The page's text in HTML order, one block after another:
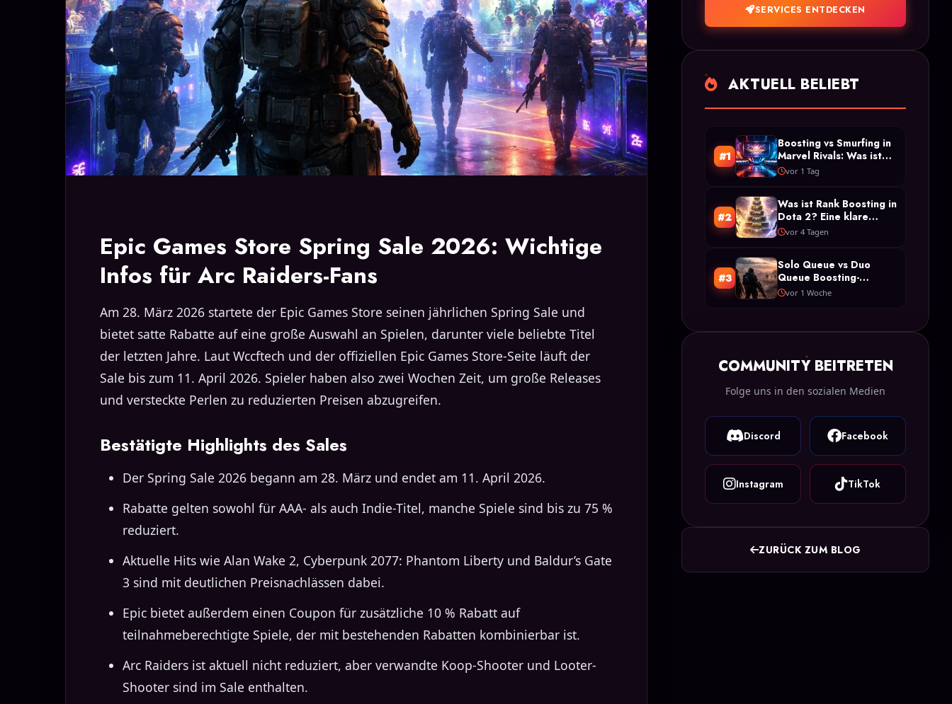
Epic Games Store Spring Sale 2026: Wichtige
Infos für Arc Raiders-Fans
Am 28. März 2026 startete der Epic Games Store seinen jährlichen Spring Sale und
bietet satte Rabatte auf eine große Auswahl an Spielen, darunter viele beliebte Titel
der letzten Jahre. Laut Wccftech und der offiziellen Epic Games Store-Seite läuft der
Sale bis zum 11. April 2026. Spieler haben also zwei Wochen Zeit, um große Releases
und versteckte Perlen zu reduzierten Preisen abzugreifen.
Bestätigte Highlights des Sales
Der Spring Sale 2026 begann am 28. März und endet am 11. April 2026.
Rabatte gelten sowohl für AAA- als auch Indie-Titel, manche Spiele sind bis zu 75 %
reduziert.
Aktuelle Hits wie Alan Wake 2, Cyberpunk 2077: Phantom Liberty und Baldur’s Gate
3 sind mit deutlichen Preisnachlässen dabei.
Epic bietet außerdem einen Coupon für zusätzliche 10 % Rabatt auf
teilnahmeberechtigte Spiele, der mit bestehenden Rabatten kombinierbar ist.
Arc Raiders ist aktuell nicht reduziert, aber verwandte Koop-Shooter und Looter-
Shooter sind im Sale enthalten.
SERVICES ENTDECKEN
AKTUELL BELIEBT
#1
Boosting vs Smurfing in
Marvel Rivals: Was ist
der Unterschied?
vor 1 Tag
#2
Was ist Rank Boosting in
Dota 2? Eine klare
Definition und Typen
vor 4 Tagen
#3
Solo Queue vs Duo
Queue Boosting-
Beschränkungen in Arc
vor 1 Woche
COMMUNITY BEITRETEN
Folge uns in den sozialen Medien
Discord Facebook
Instagram TikTok
ZURÜCK ZUM BLOG